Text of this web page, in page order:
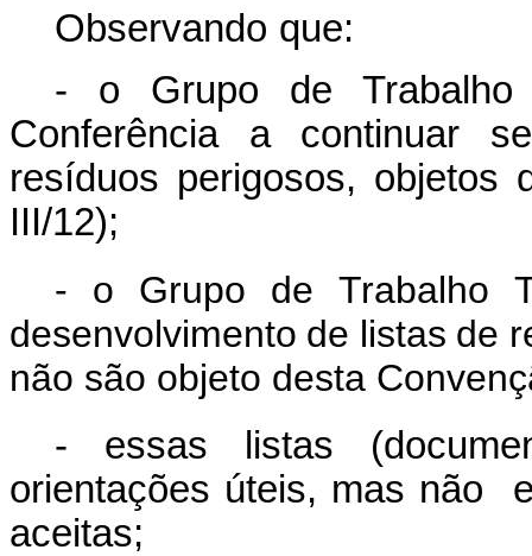
Observando que:
- o Grupo de Trabalho
Conferência a continuar
resíduos perigosos, objetos
III/12);
- o
Grupo de Trabalho
desenvolvimento de listas de
não são objeto desta
- essas
listas
orientações úteis, mas não
aceitas;